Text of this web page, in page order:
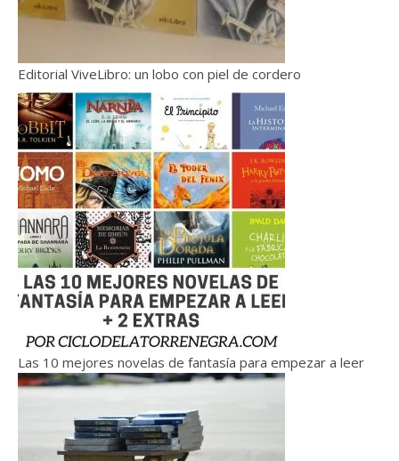
Editorial ViveLibro: un lobo con piel de cordero
Las 10 mejores novelas de fantasía para empezar a leer